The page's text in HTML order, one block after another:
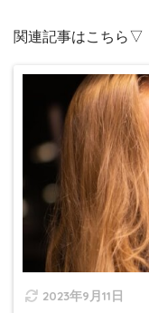
関連記事はこちら▽
2023年9月11日